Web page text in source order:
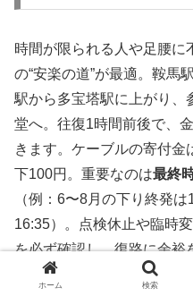
時間が限られる人や足腰に
の“安楽の道”が最適。鞍馬
駅から多宝塔駅に上がり、
堂へ。往復1時間前後で、
きます。ケーブルの寄付金
下100円。重要なのは最終
（例：6〜8月の下り終発
16:35）。点検休止や臨時
を必ず確認し、復路に余裕
りだけケーブル＋下りは杖
ホーム 検索